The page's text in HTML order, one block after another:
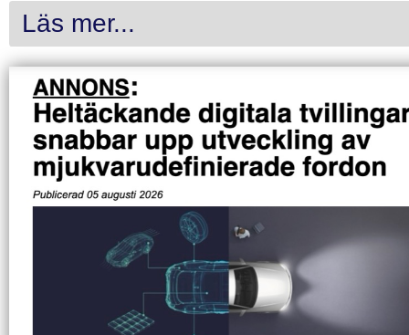
Läs mer...